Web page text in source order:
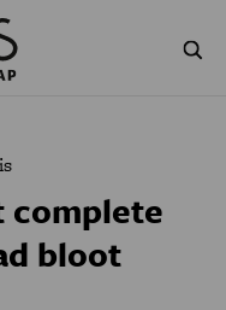
GESCHIEDENIS
complete
bloot